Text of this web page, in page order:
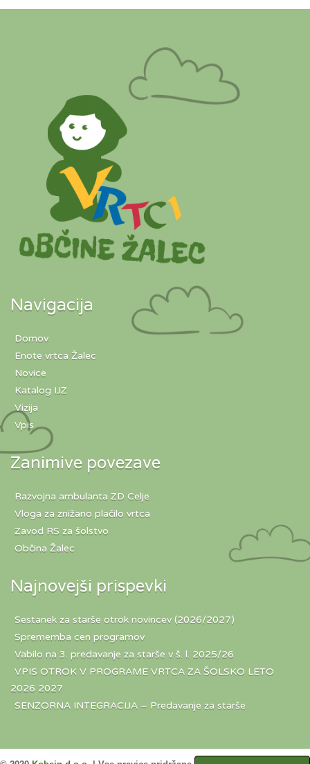
Navigacija
Domov
Enote vrtca Žalec
Novice
Katalog IJZ
Vizija
Vpis
Zanimive povezave
Razvojna ambulanta ZD Celje
Vloga za znižano plačilo vrtca
Zavod RS za šolstvo
Občina Žalec
Najnovejši prispevki
Sestanek za starše otrok novincev (2026/2027)
Sprememba cen programov
Vabilo na 3. predavanje za starše v š. l. 2025/26
VPIS OTROK V PROGRAME VRTCA ZA ŠOLSKO LETO
2026 2027
SENZORNA INTEGRACIJA – Predavanje za starše